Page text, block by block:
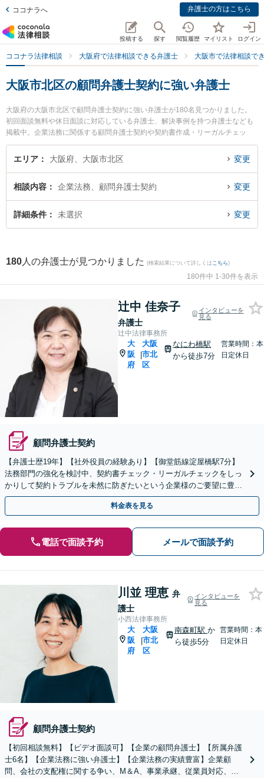
ココナラへ 弁護士の方はこちら
投稿する 探す 閲覧履歴 マイリスト ログイン
ココナラ法律相談 大阪府で法律相談できる弁護士 大阪市で法律相談で
大阪市北区の顧問弁護士契約に強い弁護士
大阪府の大阪市北区で顧問弁護士契約に強い弁護士が180名見つかりました。
初回面談無料や休日面談に対応している弁護士、解決事例を持つ弁護士なども
掲載中。企業法務に関係する顧問弁護士契約や契約書作成・リーガルチェッ
ク、雇用契約書・就業規則作成等の細かな分野での絞り込み検索もでき便利で
す。特に辻中法律事務所の辻中 佳奈子弁護士や小西法律事務所の川並 理恵弁護
士契約のトラブルを今すぐに弁護士に相談したい』『顧問弁護士契約のトラブ
ル解決の実績豊富な近くの弁護士を検索したい』『初回相談無料で顧問弁護士
契約を法律相談できる大阪市北区内の弁護士に相談予約したい』などでお困り
エリア 大阪府、大阪市北区 変更
相談内容 企業法務、顧問弁護士契約 変更
詳細条件 未選択 変更
180 人の弁護士が見つかりました (検索結果について詳しくは こちら)
180件中 1-30件を表示
辻中 佳奈子
弁護士
インタビューを
見る
辻中法律事務所
大
阪
府
|
大阪
市北
区
なにわ橋駅
から徒歩7分
営業時間：本
日定休日
顧問弁護士契約
【弁護士歴19年】【社外役員の経験あり】【御堂筋線淀屋橋駅7分】
法務部門の強化を検討中、契約書チェック・リーガルチェックをしっ
かりして契約トラブルを未然に防ぎたいという企業様のご要望に豊富
な経験と実績でご対応いたします
料金表を見る
電話で面談予約 メールで面談予約
川並 理恵 弁
護士
インタビューを
見る
小西法律事務所
大
阪
府
|
大阪
市北
区
南森町駅 か
ら徒歩5分
営業時間：本
日定休日
顧問弁護士契約
【初回相談無料】【ビデオ面談可】【企業の顧問弁護士】【所属弁護
士6名】【企業法務に強い弁護士】【企業法務の実績豊富】企業顧
問、会社の支配権に関する争い、M＆A、事業承継、従業員対応、取